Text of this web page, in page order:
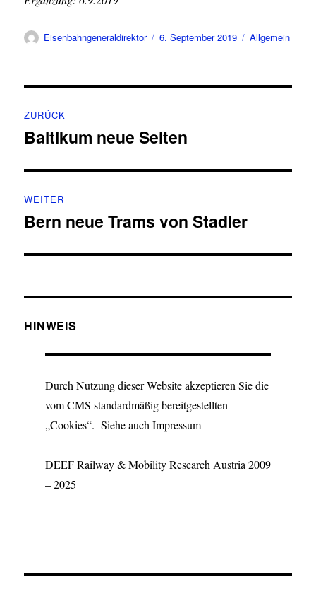
Autor
Eisenbahngeneraldirektor
Veröffentlicht
6. September 2019 Kategorien
Allgemein
ZURÜCK
Vorheriger
Baltikum neue Seiten
WEITER
Nächster
Bern neue Trams von Stadler
HINWEIS
Durch Nutzung dieser Website akzeptieren Sie die
vom CMS standardmäßig bereitgestellten
„Cookies“. Siehe auch Impressum
DEEF Railway & Mobility Research Austria 2009
– 2025